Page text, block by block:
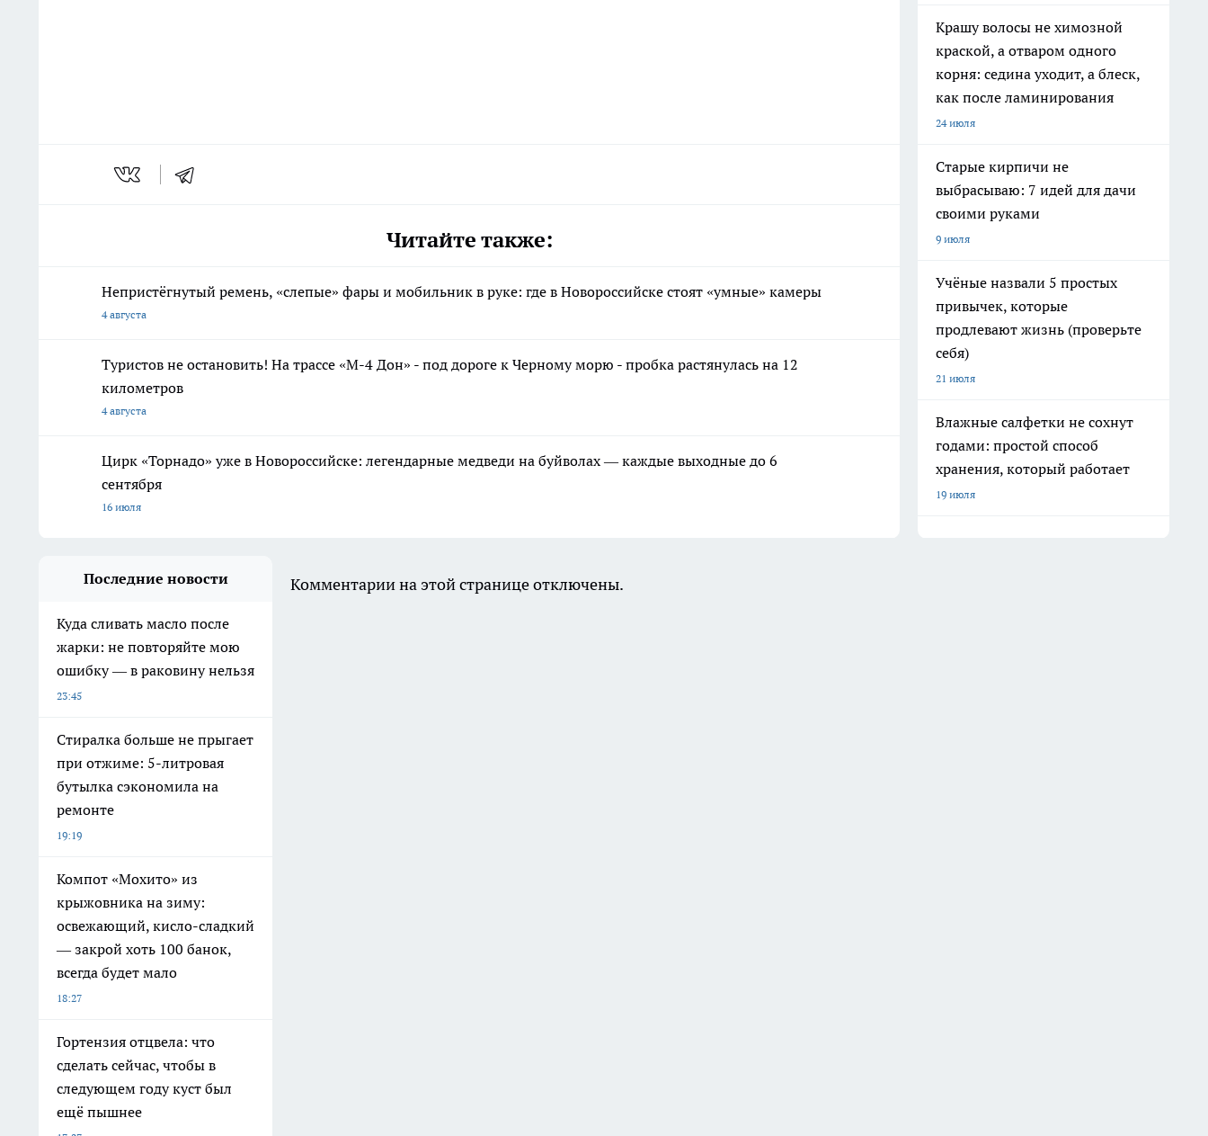
Читайте также:
Непристёгнутый ремень, «слепые» фары и мобильник в руке: где в Новороссийске стоят «умные» камеры
4 августа
Туристов не остановить! На трассе «М-4 Дон» - под дороге к Черному морю - пробка растянулась на 12
километров
4 августа
Цирк «Торнадо» уже в Новороссийске: легендарные медведи на буйволах — каждые выходные до 6
сентября
16 июля
Крашу волосы не химозной
краской, а отваром одного
корня: седина уходит, а блеск,
как после ламинирования
24 июля
Старые кирпичи не
выбрасываю: 7 идей для дачи
своими руками
9 июля
Учёные назвали 5 простых
привычек, которые
продлевают жизнь (проверьте
себя)
21 июля
Влажные салфетки не сохнут
годами: простой способ
хранения, который работает
19 июля
Последние новости
Куда сливать масло после
жарки: не повторяйте мою
ошибку — в раковину нельзя
23:45
Стиралка больше не прыгает
при отжиме: 5-литровая
бутылка сэкономила на
ремонте
19:19
Компот «Мохито» из
крыжовника на зиму:
освежающий, кисло-сладкий
— закрой хоть 100 банок,
всегда будет мало
18:27
Гортензия отцвела: что
сделать сейчас, чтобы в
следующем году куст был
ещё пышнее
Комментарии на этой странице отключены.